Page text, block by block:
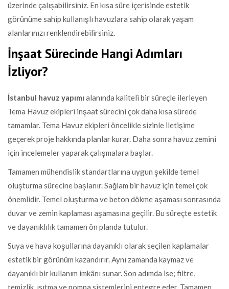
üzerinde çalışabilirsiniz. En kısa süre içerisinde estetik
görünüme sahip kullanışlı havuzlara sahip olarak yaşam
alanlarınızı renklendirebilirsiniz.
İnşaat Sürecinde Hangi Adımları
İzliyor?
İstanbul havuz yapımı alanında kaliteli bir süreçle ilerleyen
Tema Havuz ekipleri inşaat sürecini çok daha kısa sürede
tamamlar. Tema Havuz ekipleri öncelikle sizinle iletişime
geçerek proje hakkında planlar kurar. Daha sonra havuz zemini
için incelemeler yaparak çalışmalara başlar.
Tamamen mühendislik standartlarına uygun şekilde temel
oluşturma sürecine başlanır. Sağlam bir havuz için temel çok
önemlidir. Temel oluşturma ve beton dökme aşaması sonrasında
duvar ve zemin kaplaması aşamasına geçilir. Bu süreçte estetik
ve dayanıklılık tamamen ön planda tutulur.
Suya ve hava koşullarına dayanıklı olarak seçilen kaplamalar
estetik bir görünüm kazandırır. Aynı zamanda kaymaz ve
dayanıklı bir kullanım imkânı sunar. Son adımda ise; filtre,
temizlik, ısıtma ve pompa sistemlerini entegre eder. Tamamen